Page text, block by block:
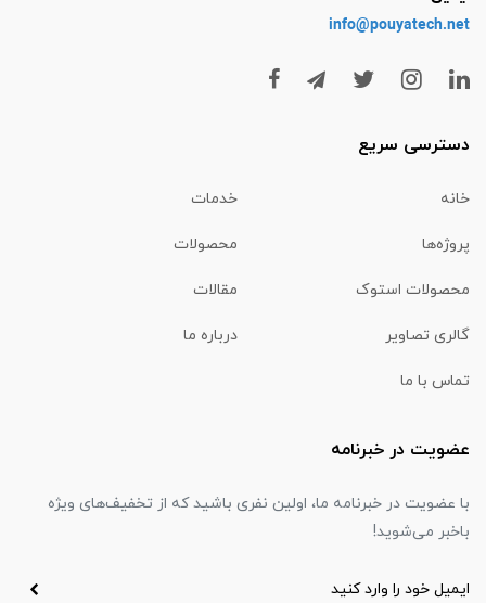
info@pouyatech.net
دسترسی سریع
خانه خدمات
پروژه‌ها محصولات
محصولات استوک مقالات
گالری تصاویر درباره ما
تماس با ما
عضویت در خبرنامه
با عضویت در خبرنامه ما، اولین نفری باشید که از تخفیف‌های ویژه
باخبر می‌شوید!